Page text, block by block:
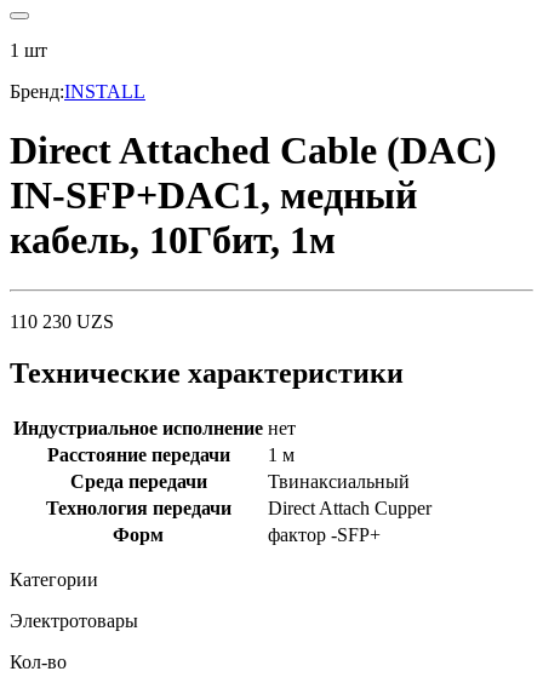
1 шт
Бренд:INSTALL
Direct Attached Cable (DAC)
IN-SFP+DAC1, медный
кабель, 10Гбит, 1м
110 230 UZS
Технические характеристики
Индустриальное исполнение нет
Расстояние передачи
1 м
Среда передачи
Твинаксиальный
Технология передачи
Direct Attach Cupper
Форм
фактор -SFP+
Категории
Электротовары
Кол-во